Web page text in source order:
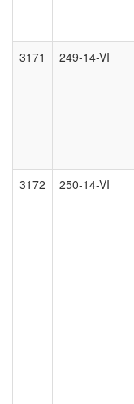
3171 249-14-VI
3172 250-14-VI